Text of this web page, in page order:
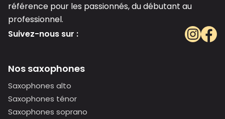
référence pour les passionnés, du débutant au
professionnel.
Suivez-nous sur :
Nos saxophones
Saxophones alto
Saxophones ténor
Saxophones soprano